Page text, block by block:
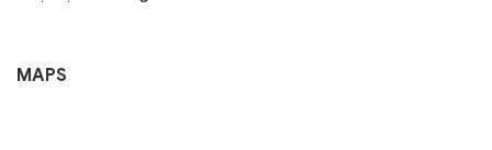
MAPS